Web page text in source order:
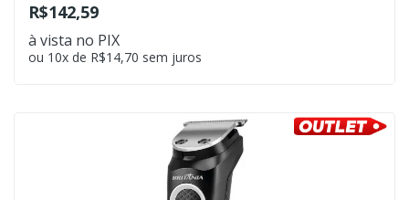
R$142,59
à vista no PIX
ou 10x de R$14,70 sem juros